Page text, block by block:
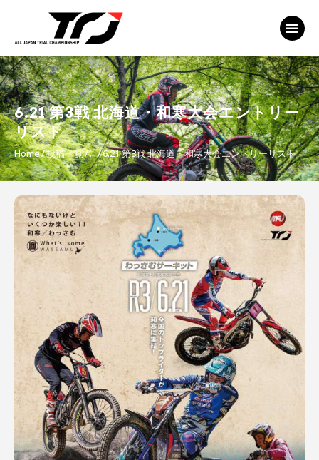
6.21 第3戦 北海道・和寒大会エントリー
リスト
Home 投稿一覧 ... 6.21 第3戦 北海道・和寒大会エントリーリスト
MFJ 全日本トライアル選手権
EVENT
TRJ ランキング
MSP Motosports
Promotion TOP
投
稿
ナ
ビ
ゲ
ー
シ
ョ
ン